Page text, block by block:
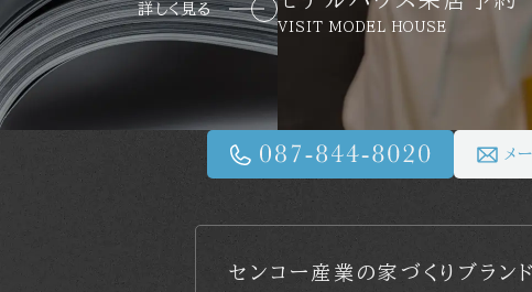
詳しく見る
VISIT MODEL HOUSE
メ
センコー産業の家づくりブランド